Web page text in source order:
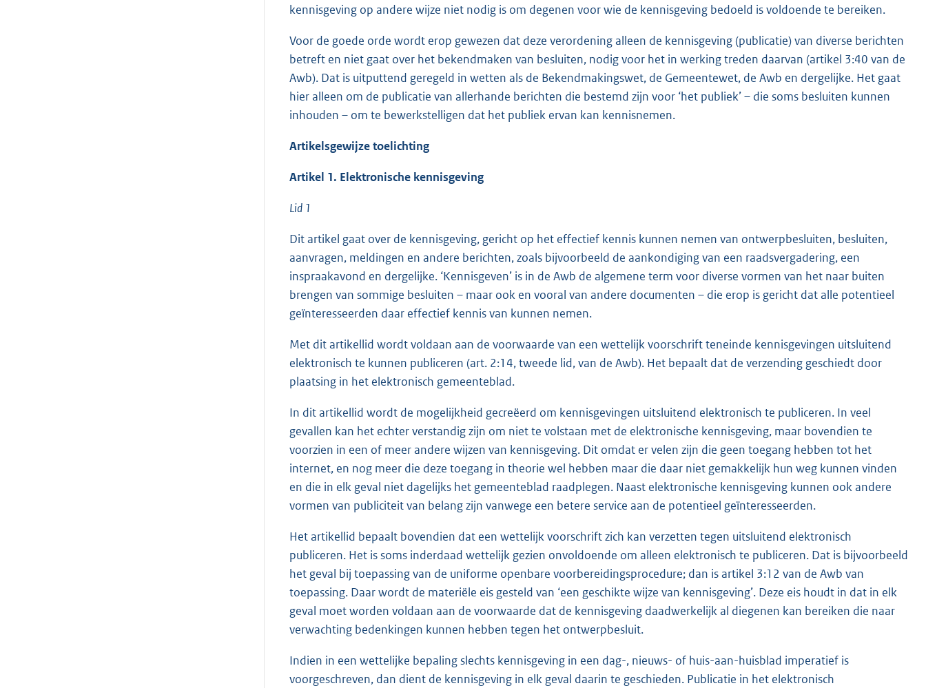
kennisgeving op andere wijze niet nodig is om degenen voor wie de kennisgeving bedoeld is voldoende te bereiken.
Voor de goede orde wordt erop gewezen dat deze verordening alleen de kennisgeving (publicatie) van diverse berichten
betreft en niet gaat over het bekendmaken van besluiten, nodig voor het in werking treden daarvan (artikel 3:40 van de
Awb). Dat is uitputtend geregeld in wetten als de Bekendmakingswet, de Gemeentewet, de Awb en dergelijke. Het gaat
hier alleen om de publicatie van allerhande berichten die bestemd zijn voor ‘het publiek’ – die soms besluiten kunnen
inhouden – om te bewerkstelligen dat het publiek ervan kan kennisnemen.
Artikelsgewijze toelichting
Artikel 1. Elektronische kennisgeving
Lid 1
Dit artikel gaat over de kennisgeving, gericht op het effectief kennis kunnen nemen van ontwerpbesluiten, besluiten,
aanvragen, meldingen en andere berichten, zoals bijvoorbeeld de aankondiging van een raadsvergadering, een
inspraakavond en dergelijke. ‘Kennisgeven’ is in de Awb de algemene term voor diverse vormen van het naar buiten
brengen van sommige besluiten – maar ook en vooral van andere documenten – die erop is gericht dat alle potentieel
geïnteresseerden daar effectief kennis van kunnen nemen.
Met dit artikellid wordt voldaan aan de voorwaarde van een wettelijk voorschrift teneinde kennisgevingen uitsluitend
elektronisch te kunnen publiceren (art. 2:14, tweede lid, van de Awb). Het bepaalt dat de verzending geschiedt door
plaatsing in het elektronisch gemeenteblad.
In dit artikellid wordt de mogelijkheid gecreëerd om kennisgevingen uitsluitend elektronisch te publiceren. In veel
gevallen kan het echter verstandig zijn om niet te volstaan met de elektronische kennisgeving, maar bovendien te
voorzien in een of meer andere wijzen van kennisgeving. Dit omdat er velen zijn die geen toegang hebben tot het
internet, en nog meer die deze toegang in theorie wel hebben maar die daar niet gemakkelijk hun weg kunnen vinden
en die in elk geval niet dagelijks het gemeenteblad raadplegen. Naast elektronische kennisgeving kunnen ook andere
vormen van publiciteit van belang zijn vanwege een betere service aan de potentieel geïnteresseerden.
Het artikellid bepaalt bovendien dat een wettelijk voorschrift zich kan verzetten tegen uitsluitend elektronisch
publiceren. Het is soms inderdaad wettelijk gezien onvoldoende om alleen elektronisch te publiceren. Dat is bijvoorbeeld
het geval bij toepassing van de uniforme openbare voorbereidingsprocedure; dan is artikel 3:12 van de Awb van
toepassing. Daar wordt de materiële eis gesteld van ‘een geschikte wijze van kennisgeving’. Deze eis houdt in dat in elk
geval moet worden voldaan aan de voorwaarde dat de kennisgeving daadwerkelijk al diegenen kan bereiken die naar
verwachting bedenkingen kunnen hebben tegen het ontwerpbesluit.
Indien in een wettelijke bepaling slechts kennisgeving in een dag-, nieuws- of huis-aan-huisblad imperatief is
voorgeschreven, dan dient de kennisgeving in elk geval daarin te geschieden. Publicatie in het elektronisch